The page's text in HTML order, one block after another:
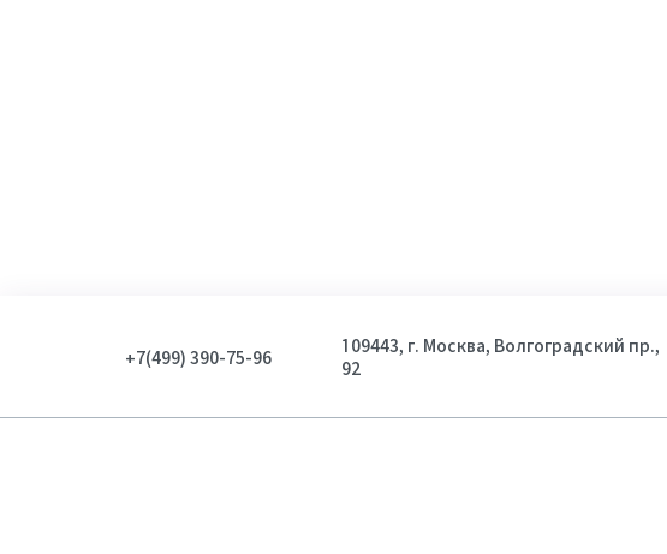
+7(499) 390-75-96
109443, г. Москва, Волгоградский пр.,
92